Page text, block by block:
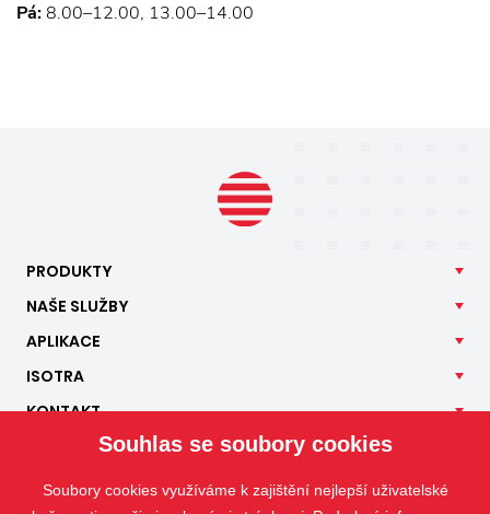
Pá:8.00–12.00, 13.00–14.00
PRODUKTY
NAŠE SLUŽBY
APLIKACE
ISOTRA
KONTAKT
Souhlas se soubory cookies
Soubory cookies využíváme k zajištění nejlepší uživatelské